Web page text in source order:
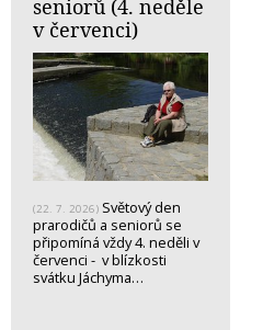
seniorů (4. neděle
v červenci)
(22. 7. 2026) Světový den
prarodičů a seniorů se
připomíná vždy 4. neděli v
červenci - v blízkosti
svátku Jáchyma…